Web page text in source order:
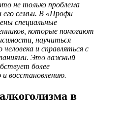
не только проблема
его семьи. В «Профи
специальные
которые помогают
научиться
и справляться с
Это важный
более
восстановлению.
в